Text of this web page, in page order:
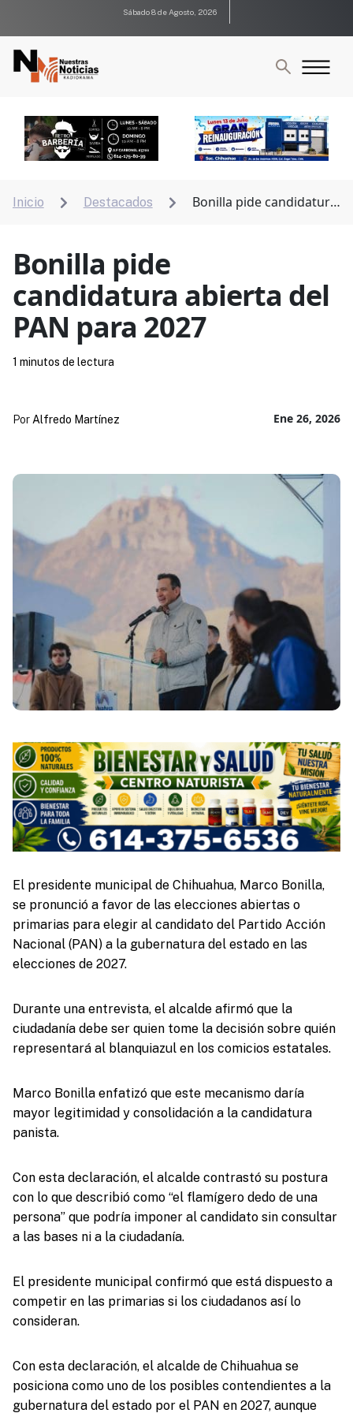
Sábado 8 de Agosto, 2026
Inicio  Destacados 
Bonilla pide candidatura
Bonilla pide
candidatura abierta del
PAN para 2027
Ene 26, 2026
Por Alfredo Martínez
1 minutos de lectura
El presidente municipal de Chihuahua, Marco Bonilla,
se pronunció a favor de las elecciones abiertas o
primarias para elegir al candidato del Partido Acción
Nacional (PAN) a la gubernatura del estado en las
elecciones de 2027.
Durante una entrevista, el alcalde afirmó que la
ciudadanía debe ser quien tome la decisión sobre quién
representará al blanquiazul en los comicios estatales.
Marco Bonilla enfatizó que este mecanismo daría
mayor legitimidad y consolidación a la candidatura
panista.
Con esta declaración, el alcalde contrastó su postura
con lo que describió como “el flamígero dedo de una
persona” que podría imponer al candidato sin consultar
a las bases ni a la ciudadanía.
El presidente municipal confirmó que está dispuesto a
competir en las primarias si los ciudadanos así lo
consideran.
Con esta declaración, el alcalde de Chihuahua se
posiciona como uno de los posibles contendientes a la
gubernatura del estado por el PAN en 2027, aunque